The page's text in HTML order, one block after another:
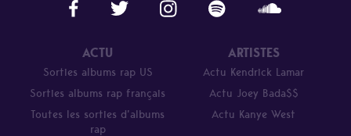
ACTU
Sorties albums rap US
Sorties albums rap français
Toutes les sorties d’albums
rap
ARTISTES
Actu Kendrick Lamar
Actu Joey Bada$$
Actu Kanye West